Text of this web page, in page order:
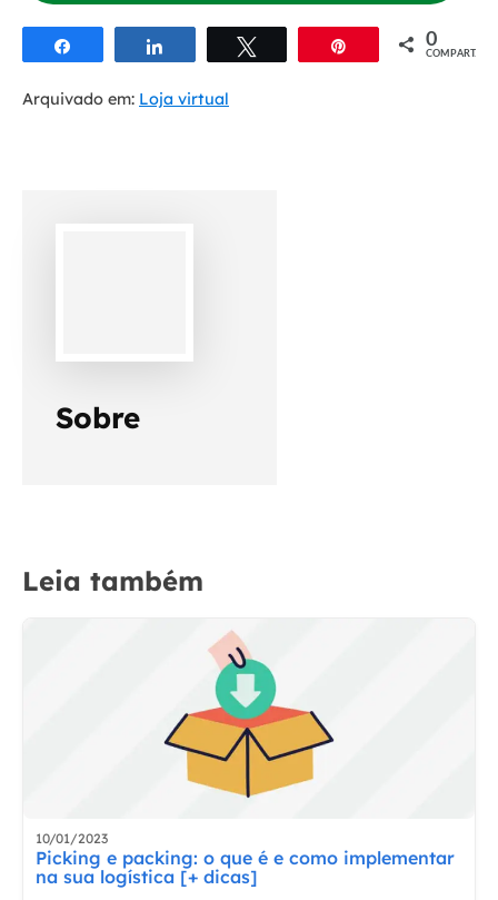
Compartilhar Compartilhar 0
COMPART.
Arquivado em: Loja virtual
Sobre
Leia também
10/01/2023
Picking e packing: o que é e como implementar
na sua logística [+ dicas]